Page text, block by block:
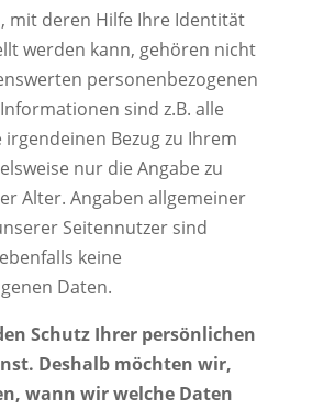
mit deren Hilfe Ihre Identität
werden kann, gehören nicht
personenbezogenen
sind z.B. alle
Bezug zu Ihrem
nur die Angabe zu
Alter. Angaben allgemeiner
Seitennutzer sind
keine
Daten.
Schutz Ihrer persönlichen
Deshalb möchten wir,
wann wir welche Daten